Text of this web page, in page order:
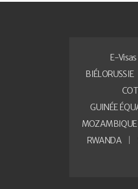
E-Visas
BIÉLORUSSIE
GUINÉE
MOZAMBIQUE
RWANDA